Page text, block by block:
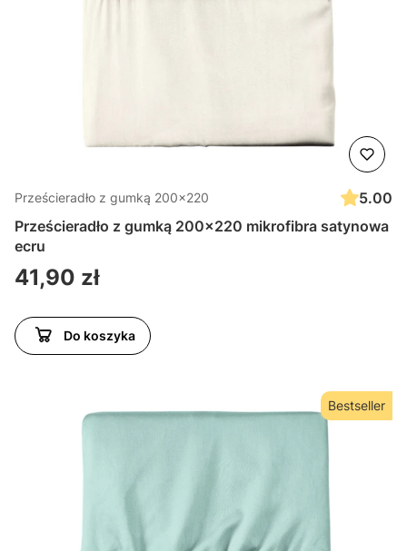
Prześcieradło z gumką 200x220
5.00
Prześcieradło z gumką 200x220 mikrofibra satynowa
ecru
Cena
41,90 zł
Do koszyka
Bestseller